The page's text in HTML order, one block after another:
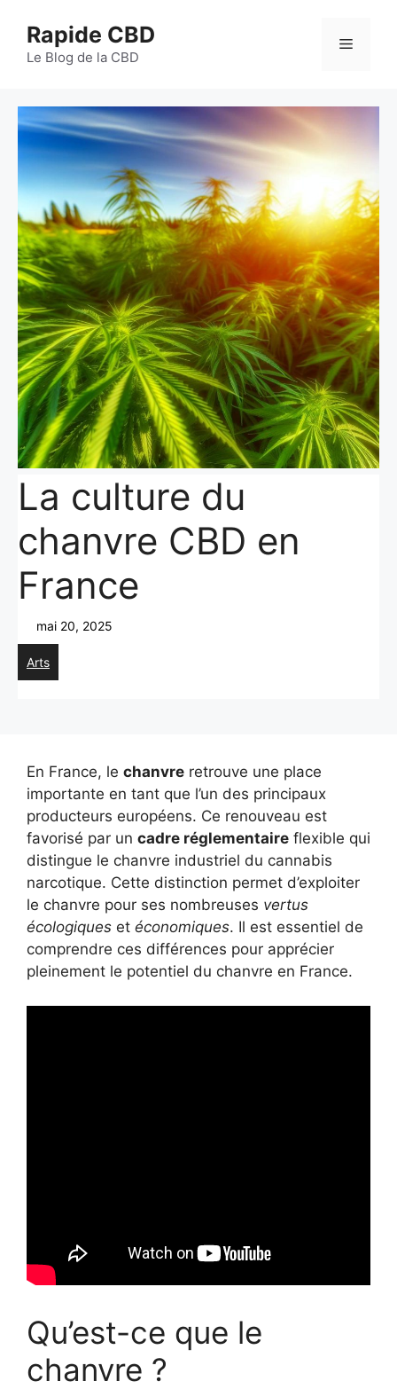
contenu
Rapide CBD
Le Blog de la CBD
Menu
La culture du
chanvre CBD en
France
mai 20, 2025
Arts
En France, le chanvre retrouve une place
importante en tant que l’un des principaux
producteurs européens. Ce renouveau est
favorisé par un cadre réglementaire flexible qui
distingue le chanvre industriel du cannabis
narcotique. Cette distinction permet d’exploiter
le chanvre pour ses nombreuses vertus
écologiques et économiques. Il est essentiel de
comprendre ces différences pour apprécier
pleinement le potentiel du chanvre en France.
Qu’est-ce que le
chanvre ?